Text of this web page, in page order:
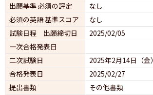
出願基準 必須の評定
なし
必須の英語 基準スコア
なし
試験日程 出願締切日
2025/02/05
一次合格発表日
二次試験日
2025年2月14日（金）
合格発表日
2025/02/27
提出書類
その他書類